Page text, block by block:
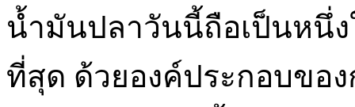
น้ำมันปลาวันนี้ถือเป็นหนึ่
ที่สุด ด้วยองค์ประกอบขอ